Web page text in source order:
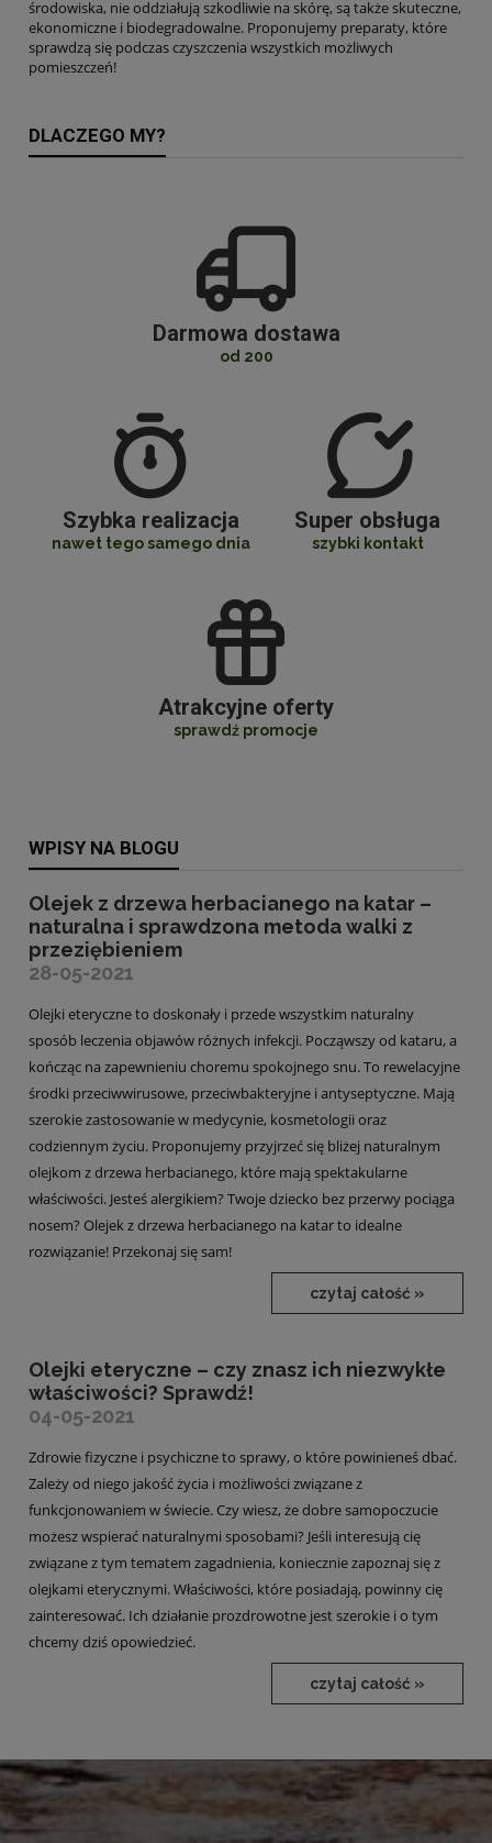
środowiska, nie oddziałują szkodliwie na skórę, są także skuteczne,
ekonomiczne i biodegradowalne. Proponujemy preparaty, które
sprawdzą się podczas czyszczenia wszystkich możliwych
pomieszczeń!
DLACZEGO MY?
Darmowa dostawa
od 200
Szybka realizacja
nawet tego samego dnia
Super obsługa
szybki kontakt
Atrakcyjne oferty
sprawdź promocje
WPISY NA BLOGU
Olejek z drzewa herbacianego na katar –
naturalna i sprawdzona metoda walki z
przeziębieniem
28-05-2021
Olejki eteryczne to doskonały i przede wszystkim naturalny
sposób leczenia objawów różnych infekcji. Począwszy od kataru, a
kończąc na zapewnieniu choremu spokojnego snu. To rewelacyjne
środki przeciwwirusowe, przeciwbakteryjne i antyseptyczne. Mają
szerokie zastosowanie w medycynie, kosmetologii oraz
codziennym życiu. Proponujemy przyjrzeć się bliżej naturalnym
olejkom z drzewa herbacianego, które mają spektakularne
właściwości. Jesteś alergikiem? Twoje dziecko bez przerwy pociąga
nosem? Olejek z drzewa herbacianego na katar to idealne
rozwiązanie! Przekonaj się sam!
czytaj całość »
Olejki eteryczne – czy znasz ich niezwykłe
właściwości? Sprawdź!
04-05-2021
Zdrowie fizyczne i psychiczne to sprawy, o które powinieneś dbać.
Zależy od niego jakość życia i możliwości związane z
funkcjonowaniem w świecie. Czy wiesz, że dobre samopoczucie
możesz wspierać naturalnymi sposobami? Jeśli interesują cię
związane z tym tematem zagadnienia, koniecznie zapoznaj się z
olejkami eterycznymi. Właściwości, które posiadają, powinny cię
zainteresować. Ich działanie prozdrowotne jest szerokie i o tym
chcemy dziś opowiedzieć.
czytaj całość »